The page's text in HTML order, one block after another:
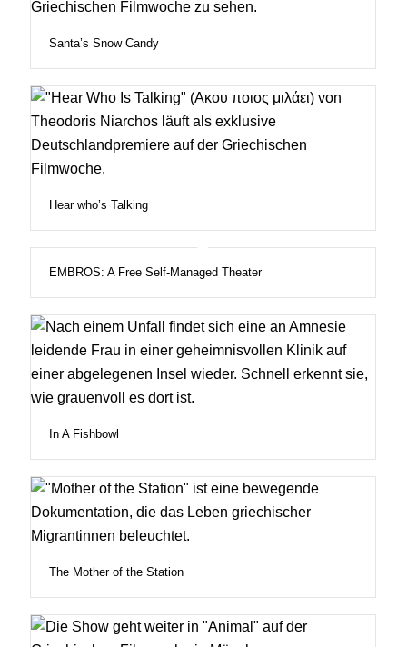
Santa’s Snow Candy
Hear who’s Talking
EMBROS: A Free Self-Managed Theater
In A Fishbowl
The Mother of the Station